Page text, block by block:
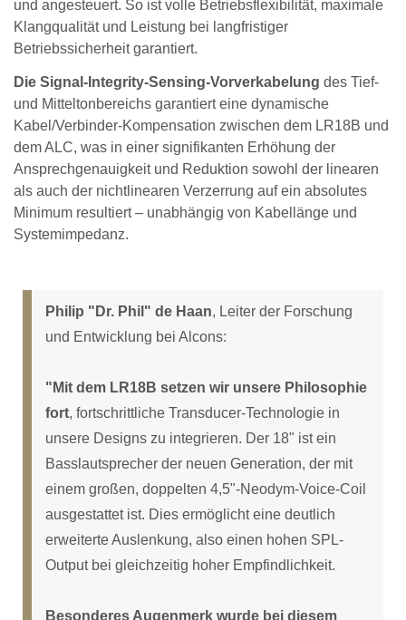
und angesteuert. So ist volle Betriebsflexibilität, maximale
Klangqualität und Leistung bei langfristiger
Betriebssicherheit garantiert.
Die Signal-Integrity-Sensing-Vorverkabelung des Tief-
und Mitteltonbereichs garantiert eine dynamische
Kabel/Verbinder-Kompensation zwischen dem LR18B und
dem ALC, was in einer signifikanten Erhöhung der
Ansprechgenauigkeit und Reduktion sowohl der linearen
als auch der nichtlinearen Verzerrung auf ein absolutes
Minimum resultiert – unabhängig von Kabellänge und
Systemimpedanz.
Philip "Dr. Phil" de Haan, Leiter der Forschung
und Entwicklung bei Alcons:
"Mit dem LR18B setzen wir unsere Philosophie
fort, fortschrittliche Transducer-Technologie in
unsere Designs zu integrieren. Der 18" ist ein
Basslautsprecher der neuen Generation, der mit
einem großen, doppelten 4,5"-Neodym-Voice-Coil
ausgestattet ist. Dies ermöglicht eine deutlich
erweiterte Auslenkung, also einen hohen SPL-
Output bei gleichzeitig hoher Empfindlichkeit.
Besonderes Augenmerk wurde bei diesem